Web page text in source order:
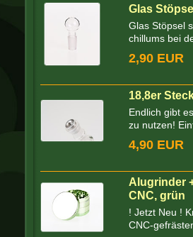
Glas
Glas Stöpsel
chillums bei
2,90 EUR
18,8er
Endlich gibt
zu nutzen!
4,90 EUR
Alugrinder
CNC, grün
! Jetzt Neu !
CNC-